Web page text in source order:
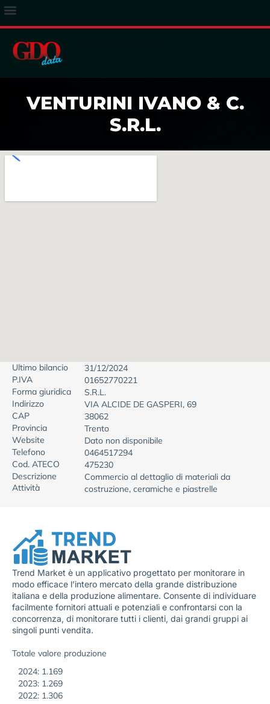
VENTURINI IVANO & C.
S.R.L.
Ultimo bilancio
31/12/2024
P.IVA
01652770221
Forma giuridica
S.R.L.
Indirizzo
VIA ALCIDE DE GASPERI, 69
CAP
38062
Provincia
Trento
Website
Dato non disponibile
Telefono
0464517294
Cod. ATECO
475230
Descrizione
Attività
Commercio al dettaglio di materiali da
costruzione, ceramiche e piastrelle
Trend Market è un applicativo progettato per monitorare in
modo efficace l’intero mercato della grande distribuzione
italiana e della produzione alimentare. Consente di individuare
facilmente fornitori attuali e potenziali e confrontarsi con la
concorrenza, di monitorare tutti i clienti, dai grandi gruppi ai
singoli punti vendita.
Totale valore produzione
2024: 1.169
2023: 1.269
2022: 1.306